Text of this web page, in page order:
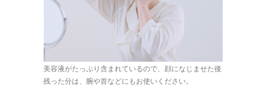
美容液がたっぷり含まれているので、顔になじませた後
残った分は、腕や首などにもお使いください。